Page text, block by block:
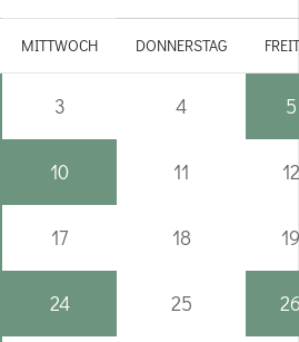
MITTWOCH DONNERSTAG
3 4 5
10 11 12
17 18 19
24 25